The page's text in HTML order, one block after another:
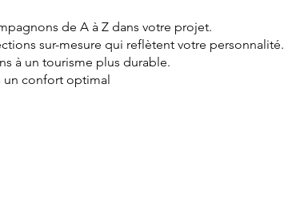
de A à Z dans votre projet.
sur-mesure qui reflètent votre personnalité.
à un tourisme plus durable.
un confort optimal